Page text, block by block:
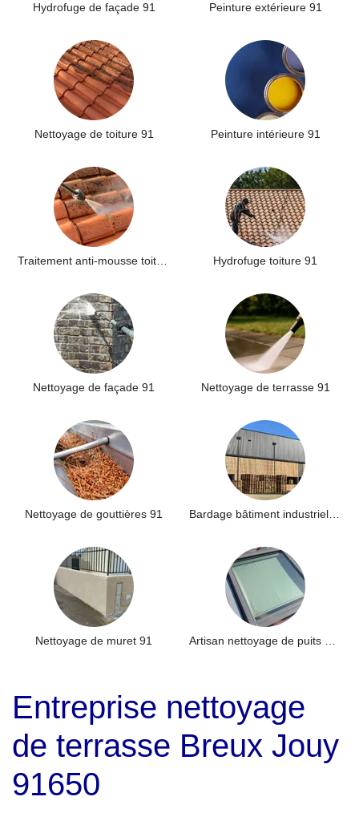
Hydrofuge de façade 91 Peinture extérieure 91
Nettoyage de toiture 91 Peinture intérieure 91
Hydrofuge toiture 91
Nettoyage de façade 91 Nettoyage de terrasse 91
Nettoyage de gouttières 91
Nettoyage de muret 91
Entreprise nettoyage
de terrasse Breux Jouy
91650